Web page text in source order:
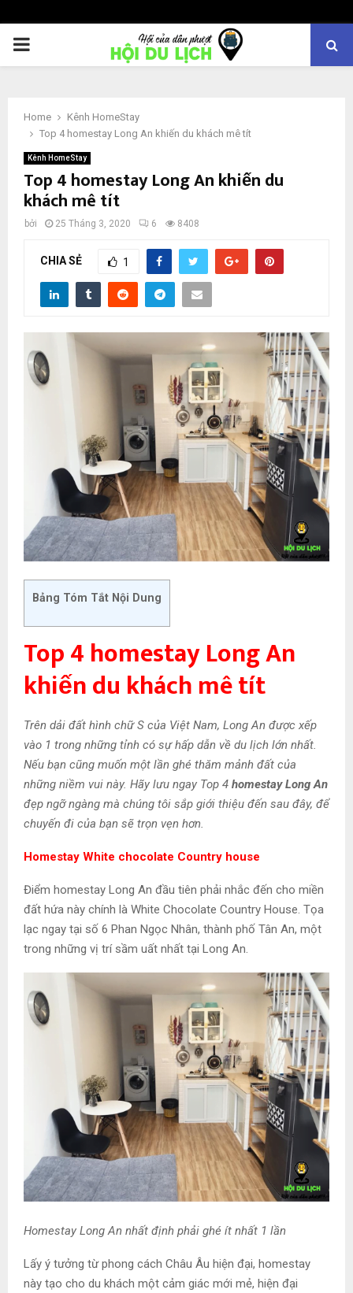
PRIMARY
Home
Kênh HomeStay
Top 4 homestay Long An khiến du khách mê tít
Kênh HomeStay
Top 4 homestay Long An khiến du
khách mê tít
bởi 25 Tháng 3, 2020 6 8408
CHIA SẺ 1
Bảng Tóm Tắt Nội Dung
Top 4 homestay Long An
khiến du khách mê tít
Trên dải đất hình chữ S của Việt Nam, Long An được xếp
vào 1 trong những tỉnh có sự hấp dẫn về du lịch lớn nhất.
Nếu bạn cũng muốn một lần ghé thăm mảnh đất của
những niềm vui này. Hãy lưu ngay Top 4 homestay Long An
đẹp ngỡ ngàng mà chúng tôi sắp giới thiệu đến sau đây, để
chuyến đi của bạn sẽ trọn vẹn hơn.
Homestay White chocolate Country house
Điểm homestay Long An đầu tiên phải nhắc đến cho miền
đất hứa này chính là White Chocolate Country House. Tọa
lạc ngay tại số 6 Phan Ngọc Nhân, thành phố Tân An, một
trong những vị trí sầm uất nhất tại Long An.
Homestay Long An nhất định phải ghé ít nhất 1 lần
Lấy ý tưởng từ phong cách Châu Âu hiện đại, homestay
này tạo cho du khách một cảm giác mới mẻ, hiện đại